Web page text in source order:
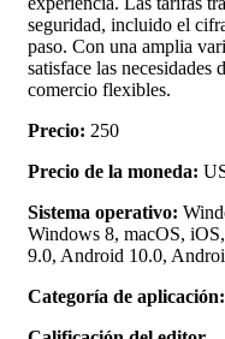
seguridad, incluido el
paso. Con una amplia
satisface las necesidades
comercio flexibles.
Precio: 250
Precio de la moneda:
Sistema operativo:
Windows 8, macOS,
9.0, Android 10.0,
Categoría de aplicación: